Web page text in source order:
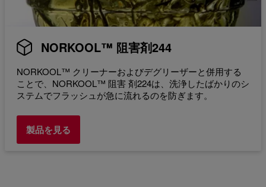
NORKOOL™ 阻害剤244
NORKOOL™ クリーナーおよびデグリーザーと併用する
ことで、NORKOOL™ 阻害 剤224は、洗浄したばかりのシ
ステムでフラッシュが急に流れるのを防ぎます。
製品を見る